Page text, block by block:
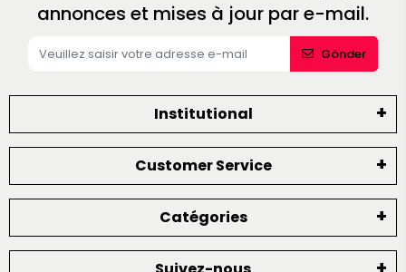
annonces et mises à jour par e-mail.
Gönder
Institutional
Customer Service
Catégories